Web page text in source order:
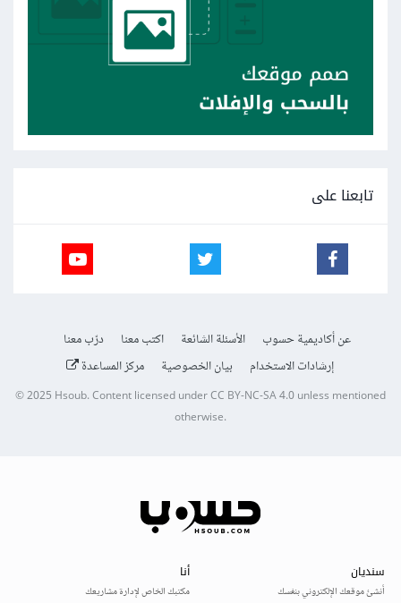
تابعنا على
عن أكاديمية حسوب الأسئلة الشائعة اكتب معنا
درّب معنا
إرشادات الاستخدام
بيان الخصوصية مركز المساعدة
© 2025Hsoub.Content licensed underCC BY-NC-SA 4.0unless mentioned
otherwise.